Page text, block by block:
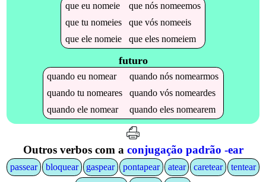
que eu nomeie que nós nomeemos
que tu nomeies que vós nomeeis
que ele nomeie que eles nomeiem
futuro
quandoeunomear quandonósnomearmos
quandotunomeares quandovósnomeardes
quandoelenomear quandoelesnomearem
Outros verbos com a conjugação padrão -ear
passear bloquear gaspear pontapear atear caretear
tentear